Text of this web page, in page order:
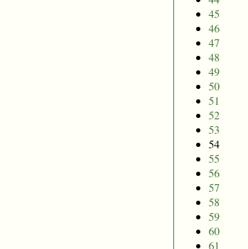
45
46
47
48
49
50
51
52
53
54
55
56
57
58
59
60
61